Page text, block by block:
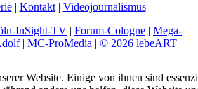
| Kontakt| Videojournalismus|
InSight-TV | Forum-Cologne | Mega-
| MC-ProMedia | © 2026 lebeART
Website. Einige von ihnen sind